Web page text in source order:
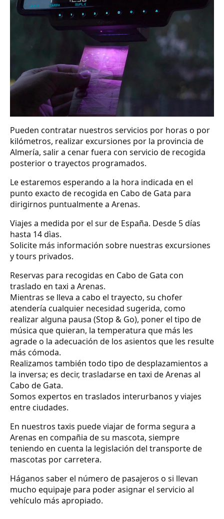
Pueden contratar nuestros servicios por horas o por
kilómetros, realizar excursiones por la provincia de
Almería, salir a cenar fuera con servicio de recogida
posterior o trayectos programados.
Le estaremos esperando a la hora indicada en el
punto exacto de recogida en Cabo de Gata para
dirigirnos puntualmente a Arenas.
Viajes a medida por el sur de España. Desde 5 días
hasta 14 dìas.
Solicite más información sobre nuestras excursiones
y tours privados.
Reservas para recogidas en Cabo de Gata con
traslado en taxi a Arenas.
Mientras se lleva a cabo el trayecto, su chofer
atendería cualquier necesidad sugerida, como
realizar alguna pausa (Stop & Go), poner el tipo de
música que quieran, la temperatura que más les
agrade o la adecuación de los asientos que les resulte
más cómoda.
Realizamos también todo tipo de desplazamientos a
la inversa; es decir, trasladarse en taxi de Arenas al
Cabo de Gata.
Somos expertos en traslados interurbanos y viajes
entre ciudades.
En nuestros taxis puede viajar de forma segura a
Arenas en compañia de su mascota, siempre
teniendo en cuenta la legislación del transporte de
mascotas por carretera.
Háganos saber el número de pasajeros o si llevan
mucho equipaje para poder asignar el servicio al
vehículo más apropiado.